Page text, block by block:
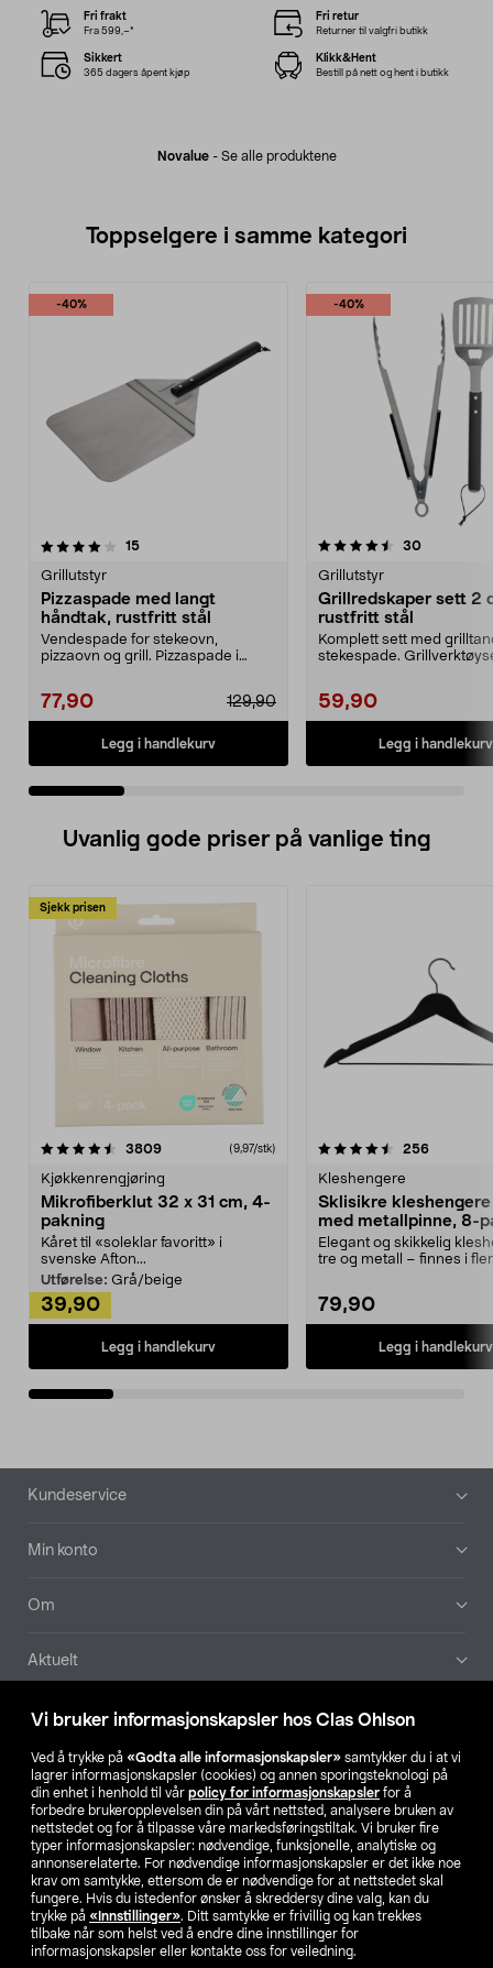
Vi bruker informasjonskapsler hos Clas Ohlson
Ved å trykke på «Godta alle informasjonskapsler» samtykker du i at vi
lagrer informasjonskapsler (cookies) og annen sporingsteknologi på
din enhet i henhold til vår policy for informasjonskapsler for å
forbedre brukeropplevelsen din på vårt nettsted, analysere bruken av
nettstedet og for å tilpasse våre markedsføringstiltak. Vi bruker fire
typer informasjonskapsler: nødvendige, funksjonelle, analytiske og
annonserelaterte. For nødvendige informasjonskapsler er det ikke noe
krav om samtykke, ettersom de er nødvendige for at nettstedet skal
fungere. Hvis du istedenfor ønsker å skreddersy dine valg, kan du
trykke på «Innstillinger». Ditt samtykke er frivillig og kan trekkes
tilbake når som helst ved å endre dine innstillinger for
informasjonskapsler eller kontakte oss for veiledning.
Novalue- Se alle produktene
Fri frakt
Fra 599,–*
Fri retur
Returner til valgfri butikk
Sikkert
365 dagers åpent kjøp
Klikk&Hent
Bestill på nett og hent i butikk
Toppselgere i samme kategori
-40%
15anmeldelser
Grillutstyr
Pizzaspade med langt
håndtak, rustfritt stål
Vendespade for stekeovn,
pizzaovn og grill. Pizzaspade i
77,90 129,90
Legg i handlekurv
-40%
4.5 av 5 stjerner 30
Grillutstyr
Grillredskaper sett 2
rustfritt stål
Komplett sett med
stekespade.
59,90
Legg i handlekurv
4.5 av 5 stjerner
Uvanlig gode priser på vanlige ting
Sjekk prisen
3809anmeldelser(9,97/stk)
Kjøkkenrengjøring
Mikrofiberklut 32 x 31 cm, 4-
pakning
Kåret til «soleklar favoritt» i
svenske Afton...
Utførelse: Grå/beige
39,90
Legg i handlekurv
4.5av 5 stjerner 256
Kleshengere
Sklisikre
med metallpinne, 8-
Elegant og skikkelig
tre og metall – finnes i
79,90
Legg i handlekurv
4.5av 5 stjerner
Bunntekst
Kundeservice
Min konto
Om
Aktuelt
Våre selskaper
Finn din butikk
SE NO FI